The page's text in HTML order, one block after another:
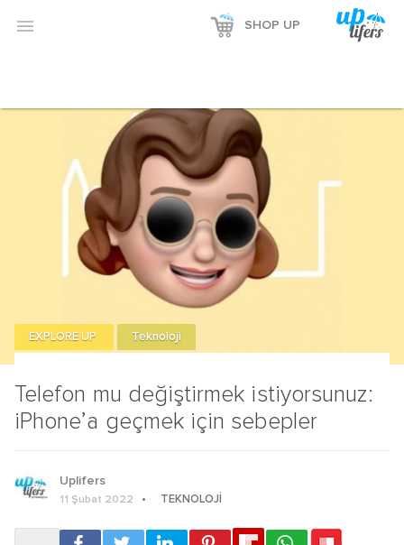
 SHOP UP
Telefon mu değiştirmek istiyorsunuz:
iPhone’a geçmek için sebepler
EXPLORE UP Teknoloji
Uplifers
11 Şubat 2022 TEKNOLOJI